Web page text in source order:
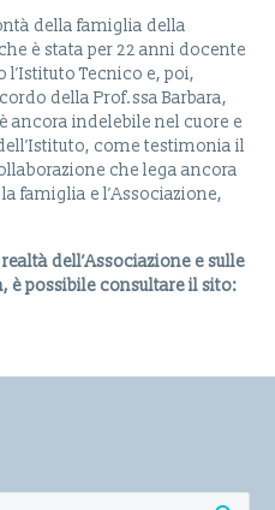
della famiglia della
è stata per 22 anni docente
l’Istituto Tecnico e, poi,
della Prof.ssa Barbara,
ancora indelebile nel cuore e
come testimonia il
che lega ancora
famiglia e l’Associazione,
dell’Associazione e sulle
è possibile consultare il sito: